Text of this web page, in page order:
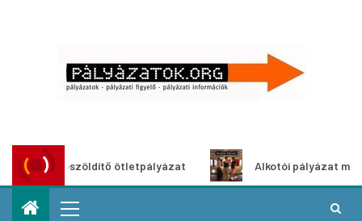
Városzöldítő ötletpályázat Alkotói pályázat